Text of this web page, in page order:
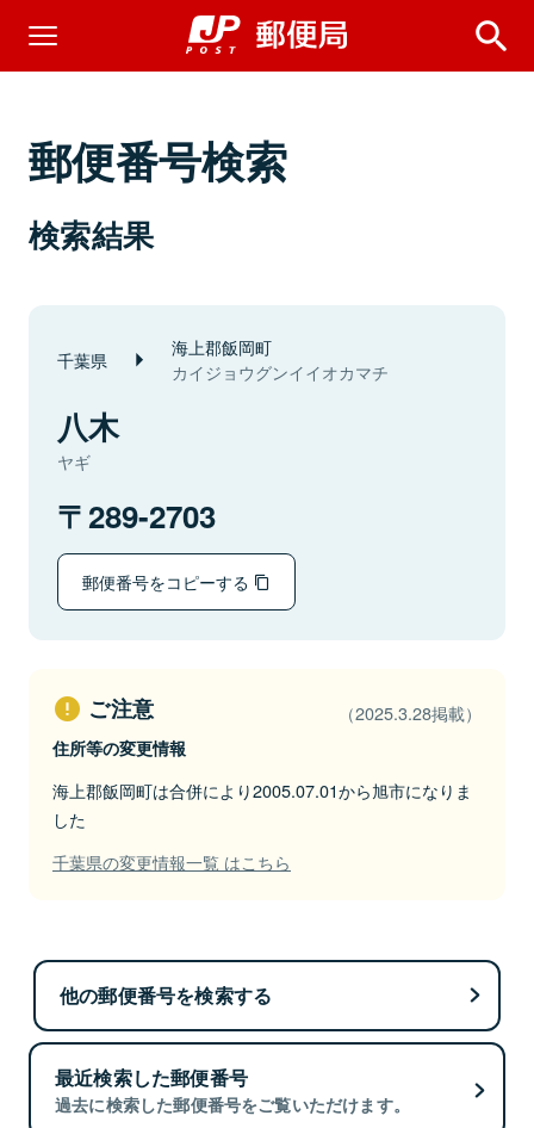
郵便番号検索
検索結果
千葉県 海上郡飯岡町
カイジョウグンイイオカマチ
八木
ヤギ
289-2703
郵便番号をコピーする
ご注意 （2025.3.28掲載）
住所等の変更情報
海上郡飯岡町は合併により2005.07.01から旭市になりま
した
千葉県の変更情報一覧 はこちら
他の郵便番号を検索する
最近検索した郵便番号
過去に検索した郵便番号をご覧いただけます。